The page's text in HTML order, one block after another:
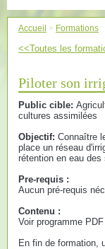
Accueil > Formations
<<Toutes les
Piloter son
Public cible:
cultures assimilées
Objectif: Connaître
place un réseau
rétention en eau des
Pre-requis :
Aucun pré-requis
Contenu :
Voir programme
En fin de formation,